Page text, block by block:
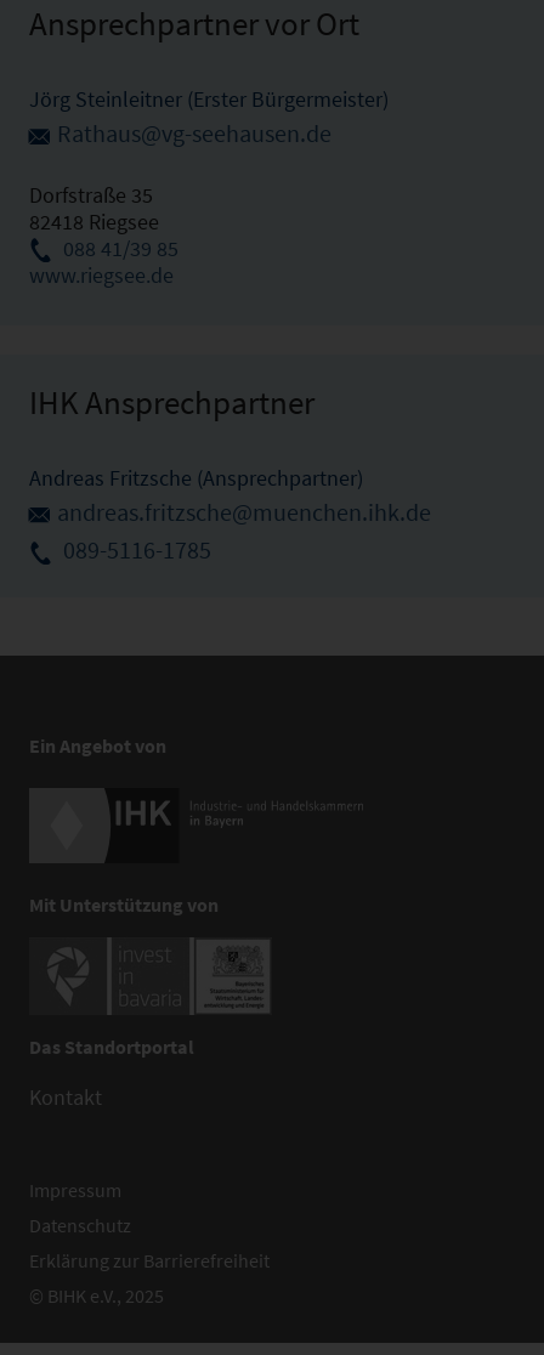
Ansprechpartner vor Ort
Jörg Steinleitner (Erster Bürgermeister)
Rathaus@vg-seehausen.de
Dorfstraße 35
82418 Riegsee
088 41/39 85
www.riegsee.de
IHK Ansprechpartner
Andreas Fritzsche (Ansprechpartner)
andreas.fritzsche@muenchen.ihk.de
089-5116-1785
Ein Angebot von
Mit Unterstützung von
Das Standortportal
Kontakt
Impressum
Datenschutz
Erklärung zur Barrierefreiheit
© BIHK e.V., 2025